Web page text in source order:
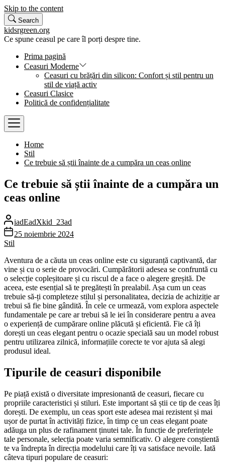
Skip to the content
Search
kidsrgreen.org
Ce spune ceasul pe care îl porți despre tine.
Prima pagină
Ceasuri Moderne
Ceasuri cu brățări din silicon: Confort și stil pentru un
stil de viață activ
Ceasuri Clasice
Politică de confidențialitate
Home
Stil
Ce trebuie să știi înainte de a cumpăra un ceas online
Ce trebuie să știi înainte de a cumpăra un
ceas online
iadEadXkid_23ad
25 noiembrie 2024
Stil
Aventura de a căuta un ceas online este cu siguranță captivantă, dar
vine și cu o serie de provocări. Cumpărătorii adesea se confruntă cu
o selecție copleșitoare și cu riscul de a face o alegere greșită. De
aceea, este esențial să te pregătești în prealabil. Așa cum un ceas
trebuie să-ți completeze stilul și personalitatea, decizia de achiziție ar
trebui să fie bine gândită. În cele ce urmează, vom explora aspectele
fundamentale pe care ar trebui să le iei în considerare pentru a avea
o experiență de cumpărare online plăcută și eficientă. Fie că îți
dorești un ceas elegant pentru o ocazie specială sau un model robust
pentru utilizarea zilnică, informațiile corecte te vor ajuta să alegi
produsul ideal.
Tipurile de ceasuri disponibile
Pe piață există o diversitate impresionantă de ceasuri, fiecare cu
propriile caracteristici și stiluri. Este important să știi ce tip de ceas îți
dorești. De exemplu, un ceas sport este adesea mai rezistent și mai
ușor de purtat în activități fizice, în timp ce un ceas elegant poate
adăuga un plus de rafinament ținutei tale. În funcție de preferințele
tale personale, selecția poate varia semnificativ. O alegere conștientă
te va îndrepta în direcția modelului care îți va satisface nevoile. Iată
câteva tipuri populare de ceasuri: